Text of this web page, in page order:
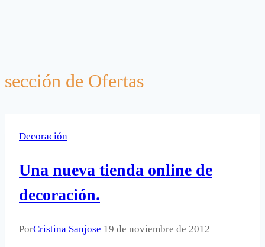
sección de Ofertas
Decoración
Una nueva tienda online de
decoración.
PorCristina Sanjose 19 de noviembre de 2012